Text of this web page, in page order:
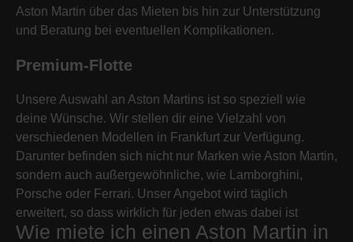
Aston Martin über das Mieten bis hin zur Unterstützung
und Beratung bei eventuellen Komplikationen.
Premium-Flotte
Unsere Auswahl an Aston Martins ist so speziell wie
deine Wünsche. Wir stellen dir eine Vielzahl von
verschiedenen Modellen in Frankfurt zur Verfügung.
Darunter befinden sich nicht nur Marken wie Aston Martin,
sondern auch außergewöhnliche, wie Lamborghini,
Porsche oder Ferrari. Unser Angebot wird täglich
erweitert, so dass wirklich für jeden etwas dabei ist
Wie miete ich einen Aston Martin in